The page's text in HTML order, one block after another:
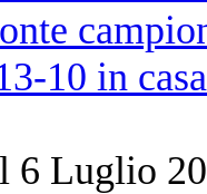
10 in
6 Luglio